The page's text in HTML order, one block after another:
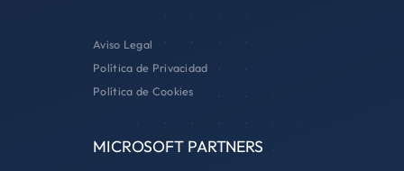
Aviso Legal
Política de Privacidad
Política de Cookies
MICROSOFT PARTNERS